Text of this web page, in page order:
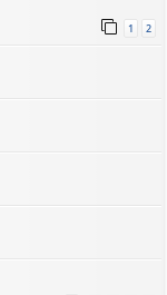
1 2